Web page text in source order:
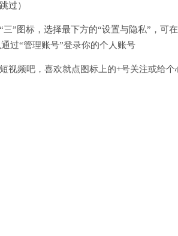
过）
”图标，选择最下方的“设置与隐私”，可
过“管理账号”登录你的个人账号
视频吧，喜欢就点图标上的+号关注或给个